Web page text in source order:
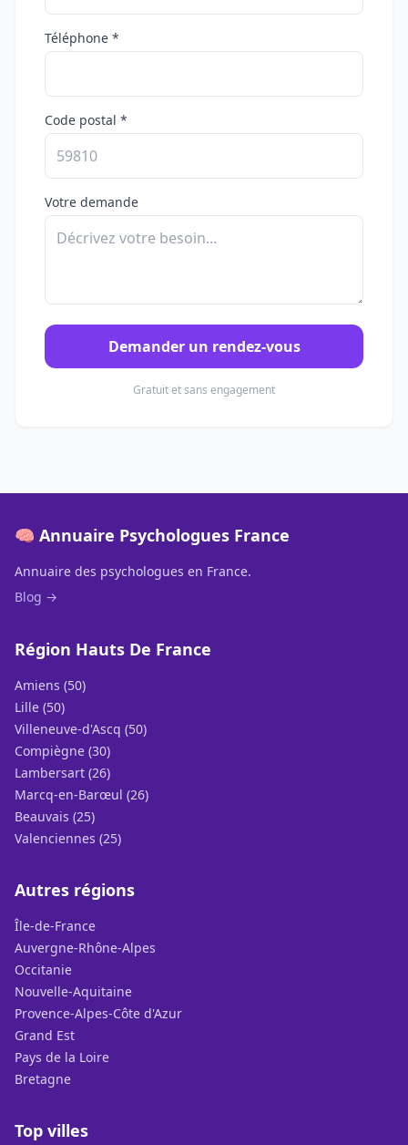
Téléphone *
Code postal *
Votre demande
Demander un rendez-vous
Gratuit et sans engagement
🧠 Annuaire Psychologues France
Annuaire des psychologues en France.
Blog →
Région Hauts De France
Amiens (50)
Lille (50)
Villeneuve-d'Ascq (50)
Compiègne (30)
Lambersart (26)
Marcq-en-Barœul (26)
Beauvais (25)
Valenciennes (25)
Autres régions
Île-de-France
Auvergne-Rhône-Alpes
Occitanie
Nouvelle-Aquitaine
Provence-Alpes-Côte d'Azur
Grand Est
Pays de la Loire
Bretagne
Top villes